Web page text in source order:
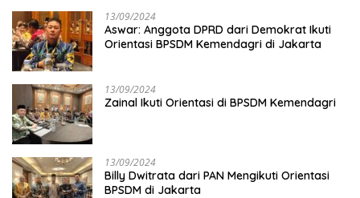
13/09/2024
Aswar: Anggota DPRD dari Demokrat Ikuti
Orientasi BPSDM Kemendagri di Jakarta
13/09/2024
Zainal Ikuti Orientasi di BPSDM Kemendagri
13/09/2024
Billy Dwitrata dari PAN Mengikuti Orientasi
BPSDM di Jakarta